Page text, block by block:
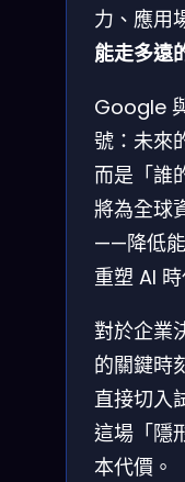
力、應用
能走多遠
Google
號：未來
而是「誰
將為全球
——降低能
重塑 AI
對於企業
的關鍵時
直接切入
這場「隱
本代價。